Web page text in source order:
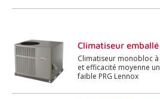
Climatiseur emballé
Climatiseur monobloc
et efficacité moyenne
faible PRG Lennox